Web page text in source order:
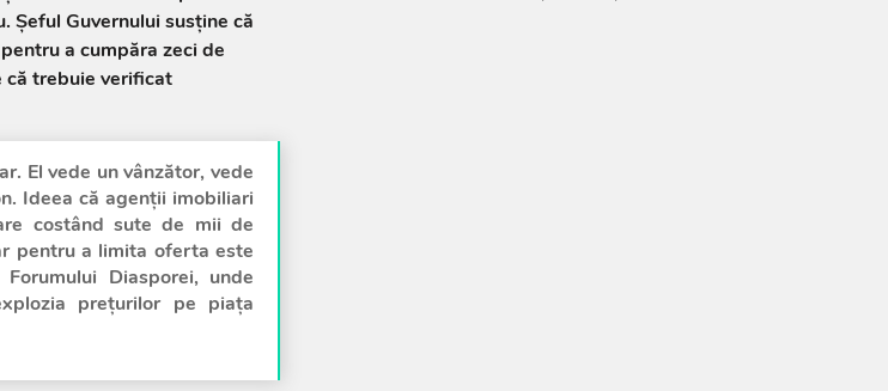
Șeful Guvernului susține că
a cumpăra zeci de
trebuie verificat
El vede un vânzător, vede
Ideea că agenții imobiliari
costând sute de mii de
pentru a limita oferta este
Diasporei, unde
prețurilor pe piața